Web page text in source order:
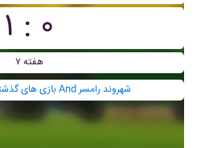
۱ : ۰
هفته ۷
بازی های گذشته سوهان محمد قم And شهروند رامسر